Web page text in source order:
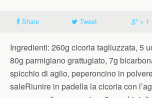
Share Tweet + 1
Ingredienti: 260g cicoria tagliuzzata, 5
80g parmigiano grattugiato, 7g
spicchio di aglio, peperoncino in
saleRiunire in padella la cicoria con